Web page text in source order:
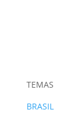
TEMAS
BRASIL